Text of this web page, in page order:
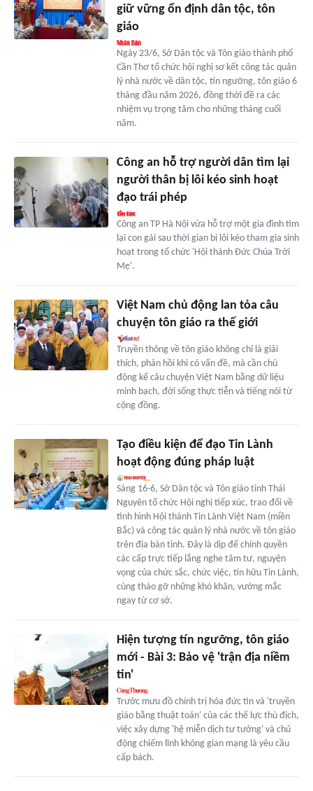
giữ vững ổn định dân tộc, tôn
giáo
Ngày 23/6, Sở Dân tộc và Tôn giáo thành phố
Cần Thơ tổ chức hội nghị sơ kết công tác quản
lý nhà nước về dân tộc, tín ngưỡng, tôn giáo 6
tháng đầu năm 2026, đồng thời đề ra các
nhiệm vụ trọng tâm cho những tháng cuối
năm.
Công an hỗ trợ người dân tìm lại
người thân bị lôi kéo sinh hoạt
đạo trái phép
Công an TP Hà Nội vừa hỗ trợ một gia đình tìm
lại con gái sau thời gian bị lôi kéo tham gia sinh
hoạt trong tổ chức 'Hội thánh Đức Chúa Trời
Mẹ'.
Việt Nam chủ động lan tỏa câu
chuyện tôn giáo ra thế giới
Truyền thông về tôn giáo không chỉ là giải
thích, phản hồi khi có vấn đề, mà cần chủ
động kể câu chuyện Việt Nam bằng dữ liệu
minh bạch, đời sống thực tiễn và tiếng nói từ
cộng đồng.
Tạo điều kiện để đạo Tin Lành
hoạt động đúng pháp luật
Sáng 16-6, Sở Dân tộc và Tôn giáo tỉnh Thái
Nguyên tổ chức Hội nghị tiếp xúc, trao đổi về
tình hình Hội thánh Tin Lành Việt Nam (miền
Bắc) và công tác quản lý nhà nước về tôn giáo
trên địa bàn tỉnh. Đây là dịp để chính quyền
các cấp trực tiếp lắng nghe tâm tư, nguyện
vọng của chức sắc, chức việc, tín hữu Tin Lành,
cùng tháo gỡ những khó khăn, vướng mắc
ngay từ cơ sở.
Hiện tượng tín ngưỡng, tôn giáo
mới - Bài 3: Bảo vệ 'trận địa niềm
tin'
Trước mưu đồ chính trị hóa đức tin và 'truyền
giáo bằng thuật toán' của các thế lực thù địch,
việc xây dựng 'hệ miễn dịch tư tưởng' và chủ
động chiếm lĩnh không gian mạng là yêu cầu
cấp bách.